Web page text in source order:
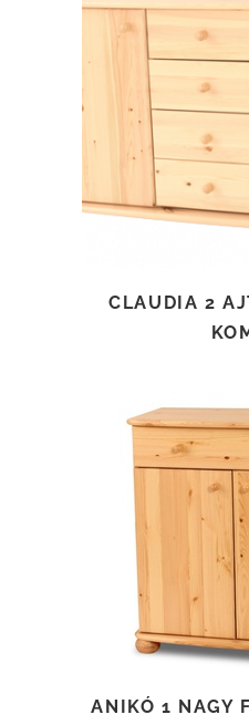
CLAUDIA 2
TOVÁBB
ANIKÓ 1 NAGY